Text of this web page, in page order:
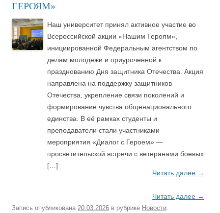
ГЕРОЯМ»
Наш университет принял активное участие во
Всероссийской акции «Нашим Героям»,
инициированной Федеральным агентством по
делам молодежи и приуроченной к
празднованию Дня защитника Отечества. Акция
направлена на поддержку защитников
Отечества, укрепление связи поколений и
формирование чувства общенационального
единства. В её рамках студенты и
преподаватели стали участниками
мероприятия «Диалог с Героем» —
просветительской встречи с ветеранами боевых
[…]
Читать далее →
Читать далее →
Запись опубликована 20.03.2026 в рубрике Новости.